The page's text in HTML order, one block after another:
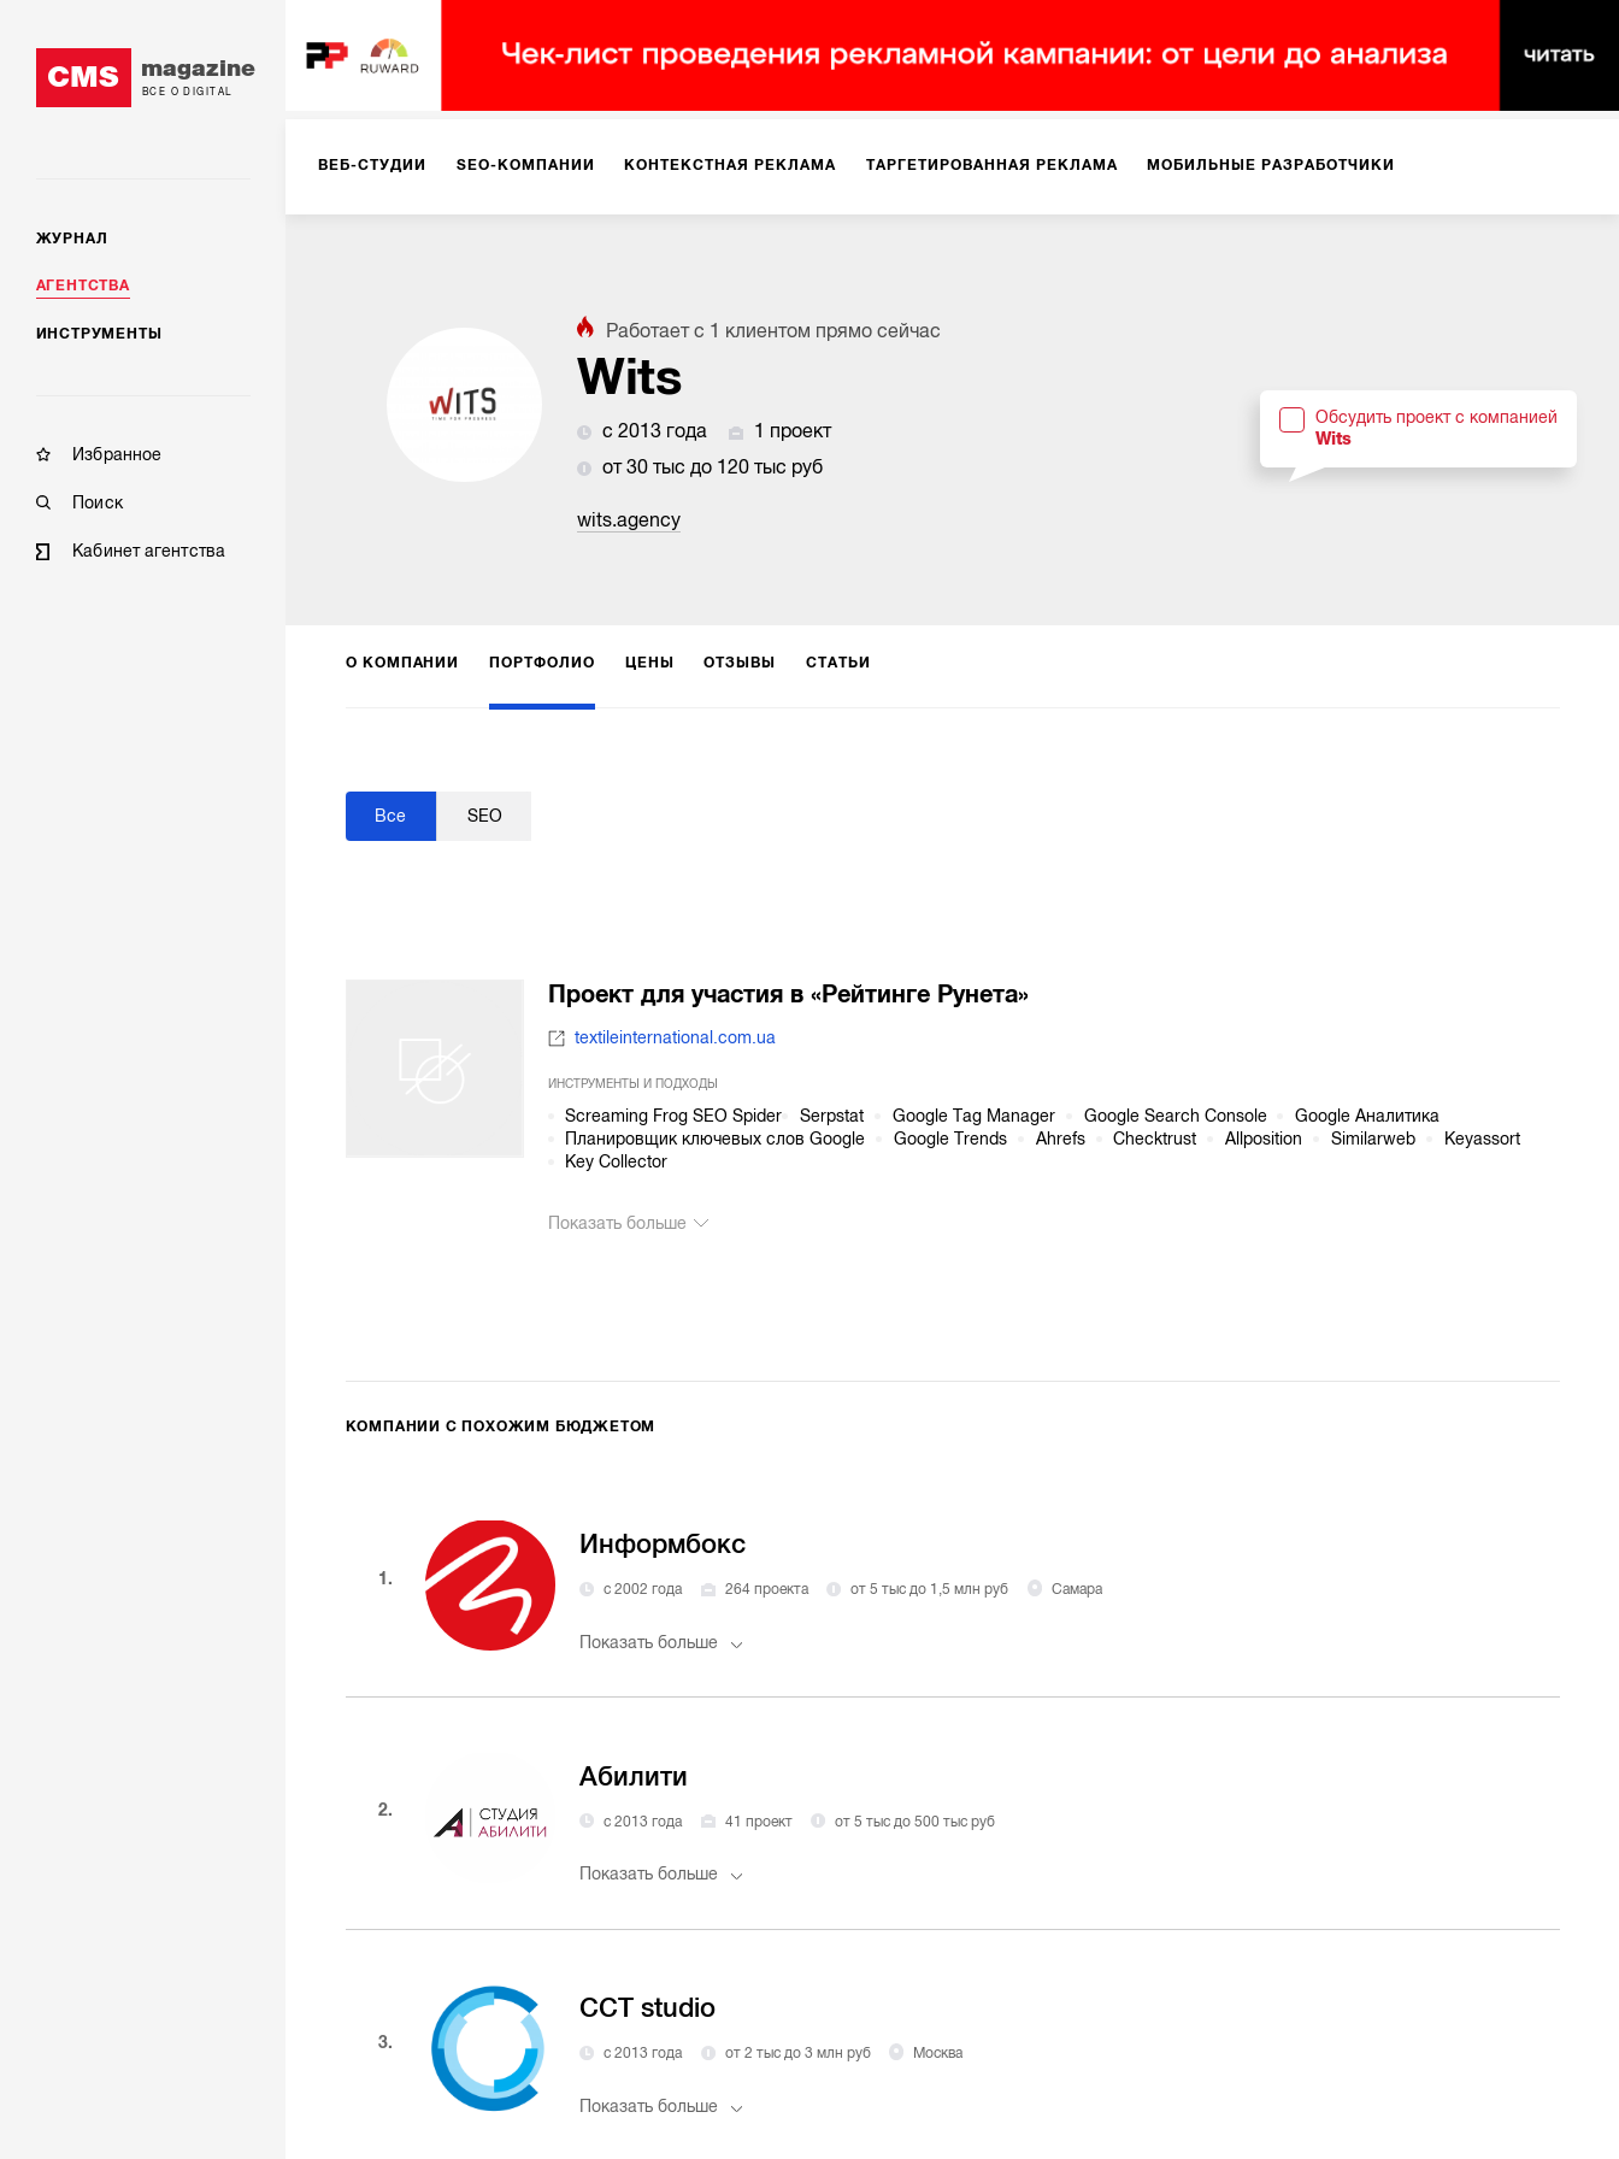
CMS magazine
ВСЕ О DIGITAL
ЖУРНАЛ
АГЕНТСТВА
ИНСТРУМЕНТЫ
Избранное
Поиск
Кабинет агентства
ВЕБ-СТУДИИ SEO-КОМПАНИИ КОНТЕКСТНАЯ РЕКЛАМА ТАРГЕТИРОВАННАЯ РЕКЛАМА МОБИЛЬНЫЕ РАЗРАБОТЧИКИ
РЕКЛАМА НА ИНТЕРНЕТ-ПЛОЩАДКАХ
Работает с 1 клиентом прямо сейчас
Wits
с 2013 года
1 проект
от 30 тыс до 120 тыс руб
wits.agency
Обсудить проект с компанией
Wits
О КОМПАНИИ ПОРТФОЛИО ЦЕНЫ ОТЗЫВЫ СТАТЬИ
Все SEO
Проект для участия в «Рейтинге Рунета»
textileinternational.com.ua
ИНСТРУМЕНТЫ И ПОДХОДЫ
Screaming Frog SEO Spider Serpstat Google Tag Manager Google Search Console
Google Аналитика
Планировщик ключевых слов Google
Google Trends Ahrefs Checktrust Allposition Similarweb
Keyassort
Key Collector
Показать больше
КОМПАНИИ С ПОХОЖИМ БЮДЖЕТОМ
1.
Информбокс
с 2002 года 264 проекта от 5 тыс до 1,5 млн руб Самара
Показать больше
2.
Абилити
с 2013 года 41 проект от 5 тыс до 500 тыс руб
Показать больше
3.
CCT studio
с 2013 года от 2 тыс до 3 млн руб Москва
Показать больше